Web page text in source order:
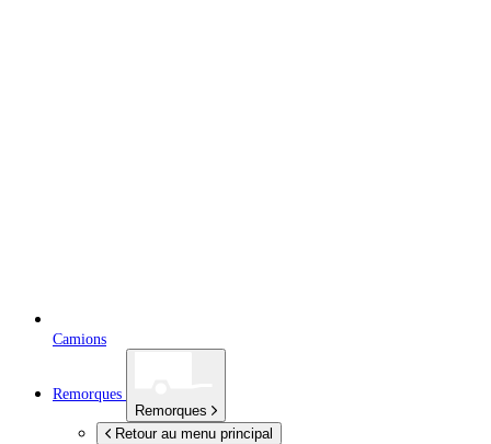
Camions
Remorques
Remorques
Retour au menu principal